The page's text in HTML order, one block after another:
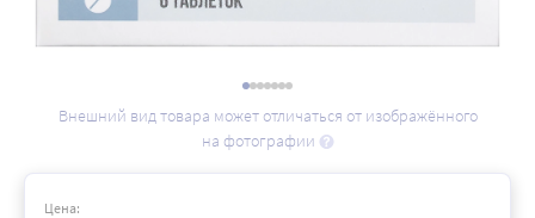
Внешний вид товара может отличаться от изображённого
на фотографии
Цена: